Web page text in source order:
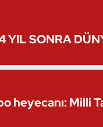
YIL SONRA
heyecanı: Milli